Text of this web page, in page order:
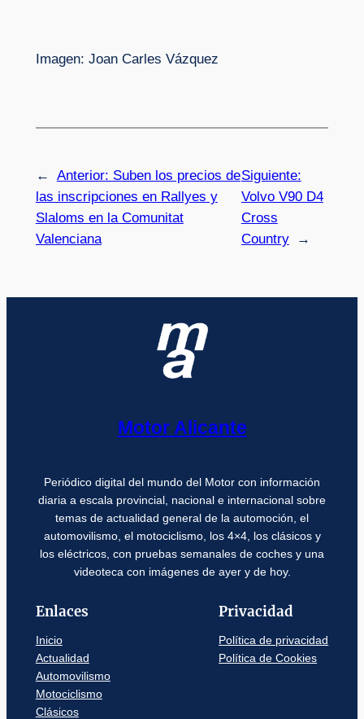
Imagen: Joan Carles Vázquez
← Anterior: Suben los precios de
las inscripciones en Rallyes y
Slaloms en la Comunitat
Valenciana
Siguiente:
Volvo V90 D4
Cross
Country
→
Motor Alicante
Periódico digital del mundo del Motor con información
diaria a escala provincial, nacional e internacional sobre
temas de actualidad general de la automoción, el
automovilismo, el motociclismo, los 4×4, los clásicos y
los eléctricos, con pruebas semanales de coches y una
videoteca con imágenes de ayer y de hoy.
Enlaces
Inicio
Actualidad
Automovilismo
Motociclismo
Clásicos
Privacidad
Política de privacidad
Política de Cookies